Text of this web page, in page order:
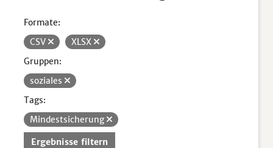
Formate:
CSV
XLSX
Gruppen:
soziales
Tags:
Mindestsicherung
Ergebnisse filtern